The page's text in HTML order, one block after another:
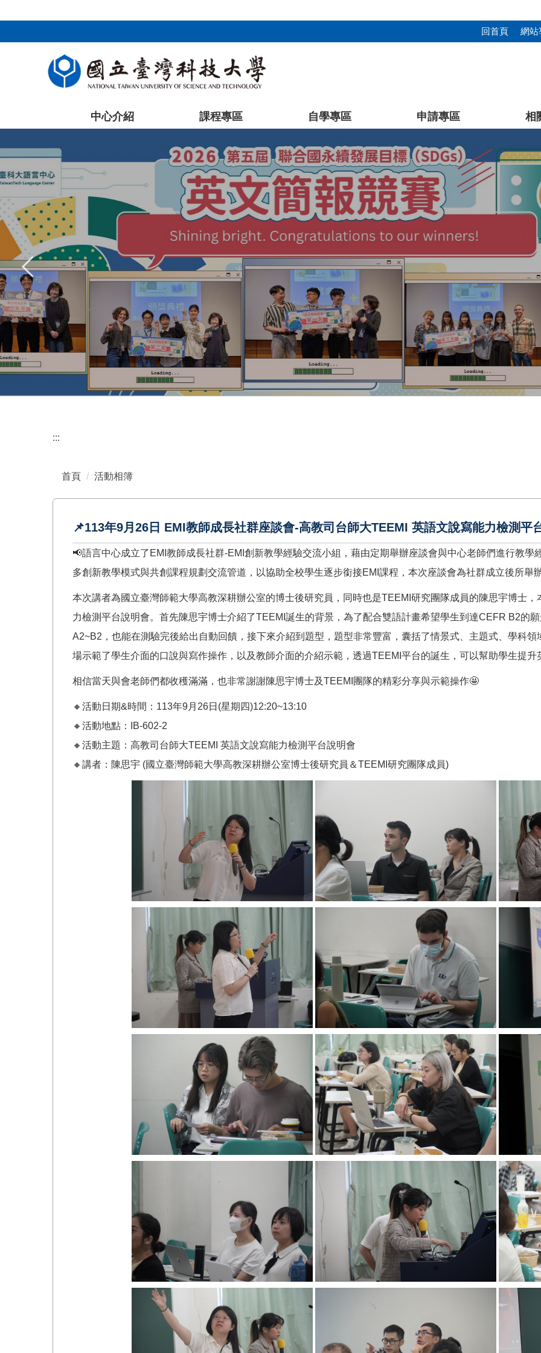
到
回首頁 網站
中心介紹 課程專區 自學專區 申請專區 相
:::
首頁 活動相簿
📌113年9月26日 EMI教師成長社群座談會-高教司台師大TEEMI 英語文說寫能力檢測平
📢語言中心成立了EMI教師成長社群-EMI創新教學經驗交流小組，藉由定期舉辦座談會與中心老師們進行教
多創新教學模式與共創課程規劃交流管道，以協助全校學生逐步銜接EMI課程，本次座談會為社群成立後所舉
本次講者為國立臺灣師範大學高教深耕辦公室的博士後研究員，同時也是TEEMI研究團隊成員的陳思宇博士
力檢測平台說明會。首先陳思宇博士介紹了TEEMI誕生的背景，為了配合雙語計畫希望學生到達CEFR B2的
A2~B2，也能在測驗完後給出自動回饋，接下來介紹到題型，題型非常豐富，囊括了情景式、主題式、學科
場示範了學生介面的口說與寫作操作，以及教師介面的介紹示範，透過TEEMI平台的誕生，可以幫助學生提
相信當天與會老師們都收穫滿滿，也非常謝謝陳思宇博士及TEEMI團隊的精彩分享與示範操作🤩
🔸活動日期&時間：113年9月26日(星期四)12:20~13:10
🔸活動地點：IB-602-2
🔸活動主題：高教司台師大TEEMI 英語文說寫能力檢測平台說明會
🔸講者：陳思宇 (國立臺灣師範大學高教深耕辦公室博士後研究員＆TEEMI研究團隊成員)